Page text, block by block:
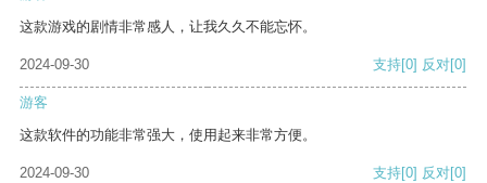
这款游戏的剧情非常感人，让我久久不能忘怀。
2024-09-30 支持[0] 反对[0]
游客
这款软件的功能非常强大，使用起来非常方便。
2024-09-30 支持[0] 反对[0]